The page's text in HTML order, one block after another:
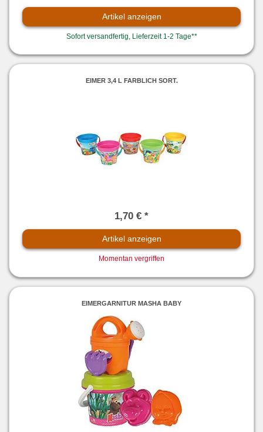
Artikel anzeigen
Sofort versandfertig, Lieferzeit 1-2 Tage**
EIMER 3,4 L FARBLICH SORT.
1,70 € *
Artikel anzeigen
Momentan vergriffen
EIMERGARNITUR MASHA BABY